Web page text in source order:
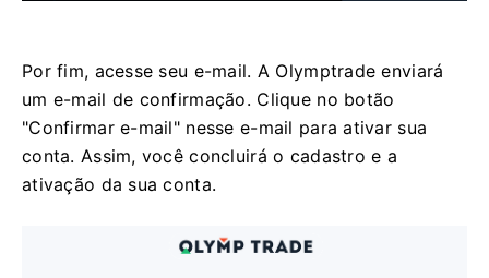
Por fim, acesse seu e-mail. A Olymptrade enviará
um e-mail de confirmação. Clique no botão
"Confirmar e-mail" nesse e-mail para ativar sua
conta. Assim, você concluirá o cadastro e a
ativação da sua conta.